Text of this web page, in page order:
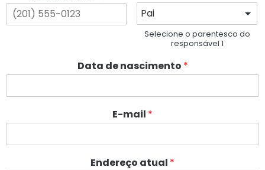
Selecione o parentesco do
responsável 1
Data de nascimento *
E-mail *
Endereço atual *